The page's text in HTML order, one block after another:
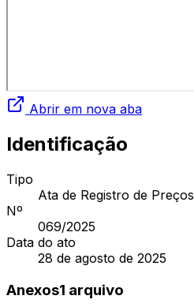
Abrir em nova aba
Identificação
Tipo
Ata de Registro de Preços
Nº
069/2025
Data do ato
28 de agosto de 2025
Anexos1 arquivo